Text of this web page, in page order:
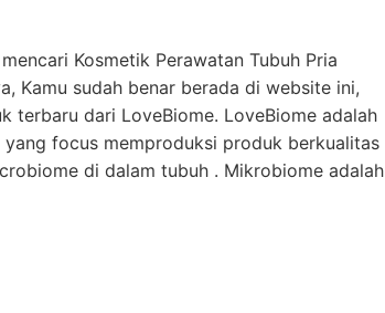
Kosmetik Perawatan Tubuh Pria
Kamu sudah benar berada di website ini,
terbaru dari LoveBiome. LoveBiome adalah
yang focus memproduksi produk berkualitas
di dalam tubuh . Mikrobiome adalah